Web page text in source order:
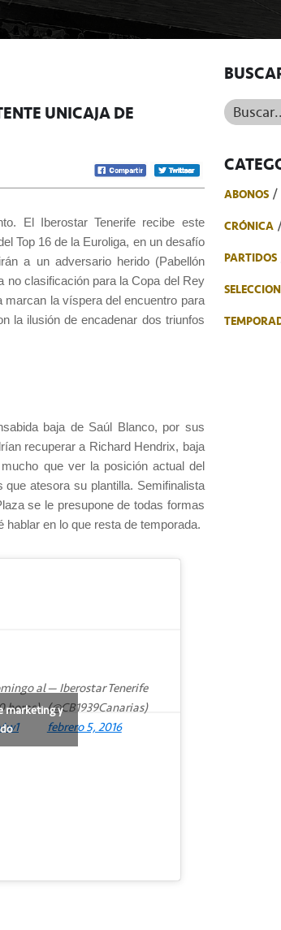
UNICAJA DE
El Iberostar Tenerife recibe este
Top 16 de la Euroliga, en un desafío
a un adversario herido (Pabellón
no clasificación para la Copa del Rey
la víspera del encuentro para
la ilusión de encadenar dos triunfos
baja de Saúl Blanco, por sus
recuperar a Richard Hendrix, baja
que ver la posición actual del
atesora su plantilla. Semifinalista
se le presupone de todas formas
en lo que resta de temporada.
al
horas)
— Iberostar Tenerife
(@CB1939Canarias)
febrero 5, 2016
marketing y
Buscar...
ABONOS
CRÓNICA
PARTIDOS